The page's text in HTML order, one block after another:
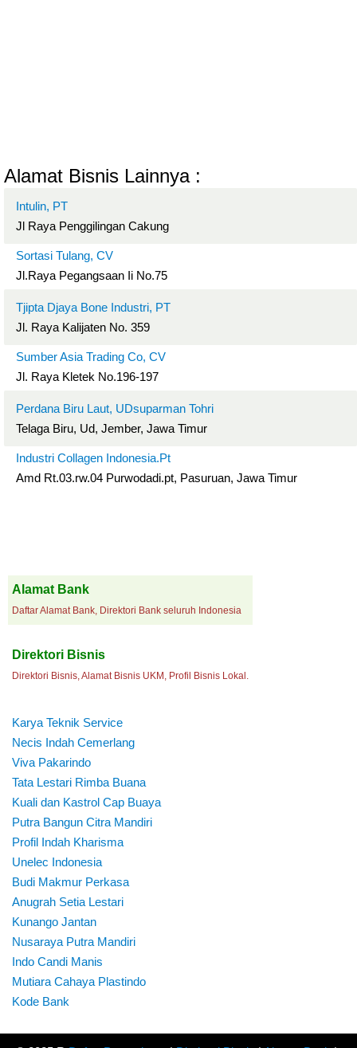
Alamat Bisnis Lainnya :
Intulin, PT
Jl Raya Penggilingan Cakung
Sortasi Tulang, CV
Jl.Raya Pegangsaan Ii No.75
Tjipta Djaya Bone Industri, PT
Jl. Raya Kalijaten No. 359
Sumber Asia Trading Co, CV
Jl. Raya Kletek No.196-197
Perdana Biru Laut, UDsuparman Tohri
Telaga Biru, Ud, Jember, Jawa Timur
Industri Collagen Indonesia.Pt
Amd Rt.03.rw.04 Purwodadi.pt, Pasuruan, Jawa Timur
Alamat Bank
Daftar Alamat Bank, Direktori Bank seluruh Indonesia
Direktori Bisnis
Direktori Bisnis, Alamat Bisnis UKM, Profil Bisnis Lokal.
Karya Teknik Service
Necis Indah Cemerlang
Viva Pakarindo
Tata Lestari Rimba Buana
Kuali dan Kastrol Cap Buaya
Putra Bangun Citra Mandiri
Profil Indah Kharisma
Unelec Indonesia
Budi Makmur Perkasa
Anugrah Setia Lestari
Kunango Jantan
Nusaraya Putra Mandiri
Indo Candi Manis
Mutiara Cahaya Plastindo
Kode Bank